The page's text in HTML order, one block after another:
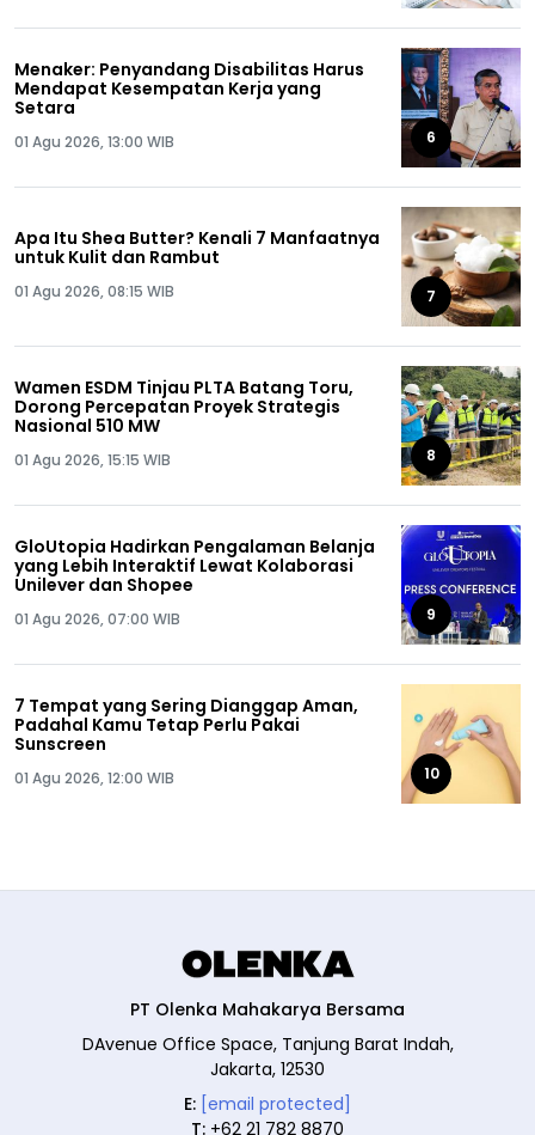
Menaker: Penyandang Disabilitas Harus
Mendapat Kesempatan Kerja yang
Setara
01 Agu 2026, 13:00 WIB 6
Apa Itu Shea Butter? Kenali 7 Manfaatnya
untuk Kulit dan Rambut
01 Agu 2026, 08:15 WIB 7
Wamen ESDM Tinjau PLTA Batang Toru,
Dorong Percepatan Proyek Strategis
Nasional 510 MW
01 Agu 2026, 15:15 WIB 8
GloUtopia Hadirkan Pengalaman Belanja
yang Lebih Interaktif Lewat Kolaborasi
Unilever dan Shopee
01 Agu 2026, 07:00 WIB 9
7 Tempat yang Sering Dianggap Aman,
Padahal Kamu Tetap Perlu Pakai
Sunscreen
01 Agu 2026, 12:00 WIB 10
PT Olenka Mahakarya Bersama
DAvenue Office Space, Tanjung Barat Indah,
Jakarta, 12530
E: [email protected]
T: +62 21 782 8870